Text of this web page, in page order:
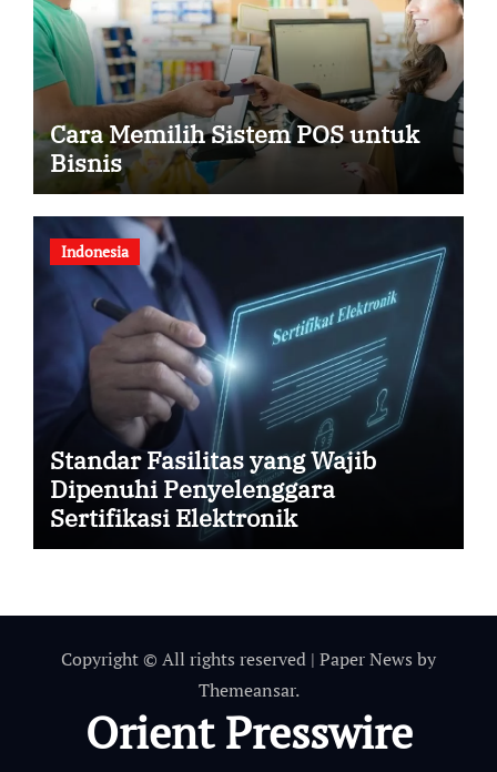
Cara Memilih Sistem POS untuk
Bisnis
Indonesia
Standar Fasilitas yang Wajib
Dipenuhi Penyelenggara
Sertifikasi Elektronik
Copyright © All rights reserved | Paper News by
Themeansar.
Orient Presswire